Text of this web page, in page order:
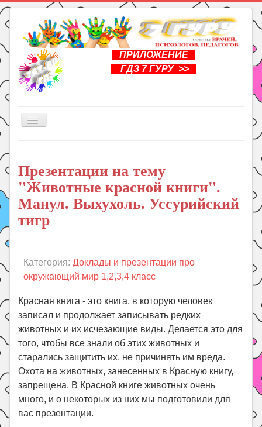
ПРИЛОЖЕНИЕ
ГДЗ 7 ГУРУ >>
Включить/
Книги
Рукоделие
Подготовка к школе
Уроки
Праздники
Летом!
Поиск
Презентации на тему
"Животные красной книги".
Манул. Выхухоль. Уссурийский
тигр
Категория:Доклады и презентации про
окружающий мир 1,2,3,4 класс
Красная книга - это книга, в которую человек
записал и продолжает записывать редких
животных и их исчезающие виды. Делается это для
того, чтобы все знали об этих животных и
старались защитить их, не причинять им вреда.
Охота на животных, занесенных в Красную книгу,
запрещена. В Красной книге животных очень
много, и о некоторых из них мы подготовили для
вас презентации.